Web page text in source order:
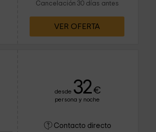
Cancelación 30 días antes
VER OFERTA
desde 32€
persona y noche
Contacto directo